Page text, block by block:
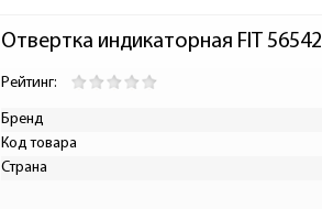
Отвертка индикаторная FIT 56542
Рейтинг:
Бренд
Код товара
Страна